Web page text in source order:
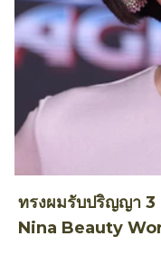
ทรงผมรับปริญญา 3
Nina Beauty